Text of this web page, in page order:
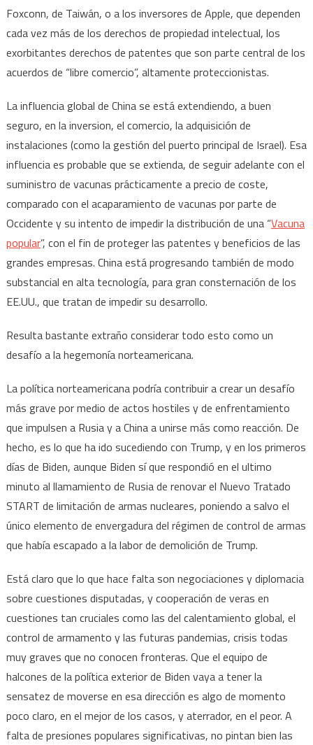
Foxconn, de Taiwán, o a los inversores de Apple, que dependen
cada vez más de los derechos de propiedad intelectual, los
exorbitantes derechos de patentes que son parte central de los
acuerdos de “libre comercio”, altamente proteccionistas.
La influencia global de China se está extendiendo, a buen
seguro, en la inversion, el comercio, la adquisición de
instalaciones (como la gestión del puerto principal de Israel). Esa
influencia es probable que se extienda, de seguir adelante con el
suministro de vacunas prácticamente a precio de coste,
comparado con el acaparamiento de vacunas por parte de
Occidente y su intento de impedir la distribución de una “Vacuna
popular”, con el fin de proteger las patentes y beneficios de las
grandes empresas. China está progresando también de modo
substancial en alta tecnología, para gran consternación de los
EE.UU., que tratan de impedir su desarrollo.
Resulta bastante extraño considerar todo esto como un
desafío a la hegemonía norteamericana.
La política norteamericana podría contribuir a crear un desafío
más grave por medio de actos hostiles y de enfrentamiento
que impulsen a Rusia y a China a unirse más como reacción. De
hecho, es lo que ha ido sucediendo con Trump, y en los primeros
días de Biden, aunque Biden sí que respondió en el ultimo
minuto al llamamiento de Rusia de renovar el Nuevo Tratado
START de limitación de armas nucleares, poniendo a salvo el
único elemento de envergadura del régimen de control de armas
que había escapado a la labor de demolición de Trump.
Está claro que lo que hace falta son negociaciones y diplomacia
sobre cuestiones disputadas, y cooperación de veras en
cuestiones tan cruciales como las del calentamiento global, el
control de armamento y las futuras pandemias, crisis todas
muy graves que no conocen fronteras. Que el equipo de
halcones de la política exterior de Biden vaya a tener la
sensatez de moverse en esa dirección es algo de momento
poco claro, en el mejor de los casos, y aterrador, en el peor. A
falta de presiones populares significativas, no pintan bien las